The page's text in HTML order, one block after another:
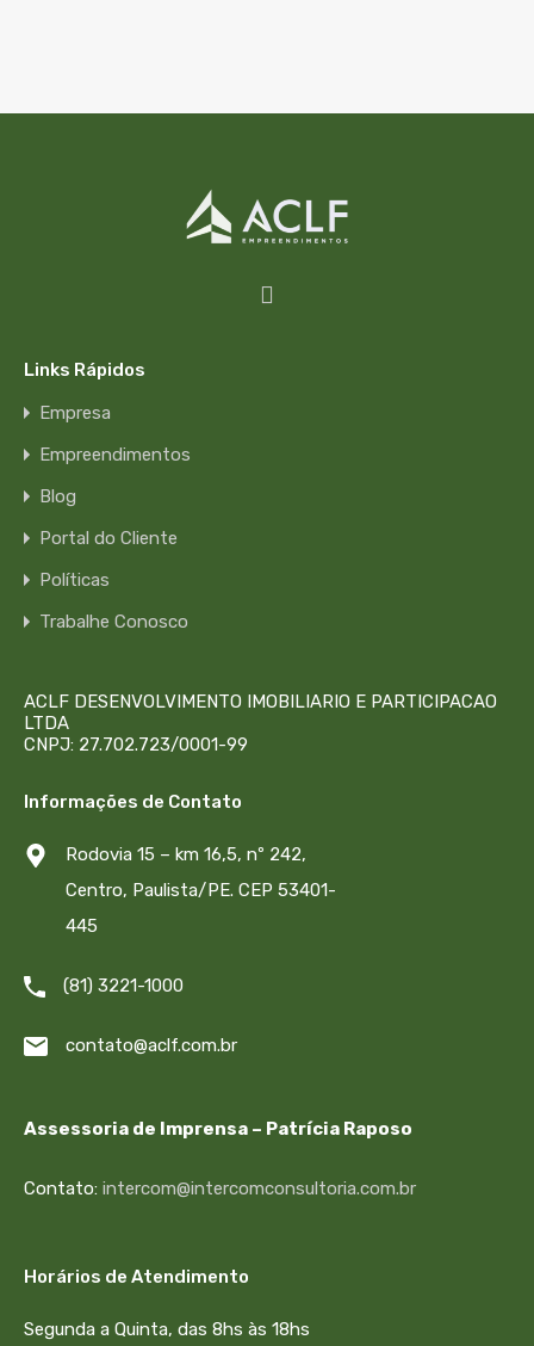
Links Rápidos
Empresa
Empreendimentos
Blog
Portal do Cliente
Políticas
Trabalhe Conosco
ACLF DESENVOLVIMENTO IMOBILIARIO E PARTICIPACAO
LTDA
CNPJ: 27.702.723/0001-99
Informações de Contato
Rodovia 15 – km 16,5, nº 242,
Centro, Paulista/PE. CEP 53401-
445
(81) 3221-1000
contato@aclf.com.br
Assessoria de Imprensa – Patrícia Raposo
Contato: intercom@intercomconsultoria.com.br
Horários de Atendimento
Segunda a Quinta, das 8hs às 18hs